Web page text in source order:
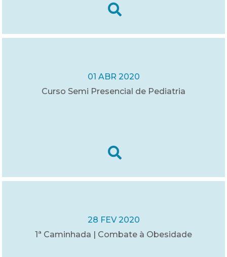
01 ABR 2020
Curso Semi Presencial de Pediatria
28 FEV 2020
1ª Caminhada | Combate à Obesidade